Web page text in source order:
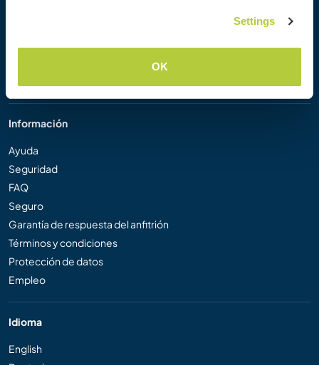
Settings
OK
Información
Ayuda
Seguridad
FAQ
Seguro
Garantía de respuesta del anfitrión
Términos y condiciones
Protección de datos
Empleo
Idioma
English